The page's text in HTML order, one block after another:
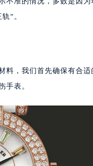
室（需提前预约）
9层902室（需提前预约
室（需提前预约）
牌授权店）1层整层（需
牌授权店）1层整层（需
）C座17层17-B（需提前
需提前预约）
楼29层03室（需提前预约
需提前预约）
”。
料，我们首先确保有合
手表。